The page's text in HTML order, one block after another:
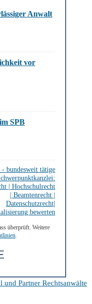
Anwalt
vor
SPB
bundesweit tätige
| Hochschulrecht
| Beamtenrecht |
Datenschutzrecht|
bewerten
überprüft. Weitere
.
Partner Rechtsanwälte